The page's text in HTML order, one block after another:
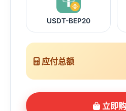
USDT-BEP20
应付总额
立即